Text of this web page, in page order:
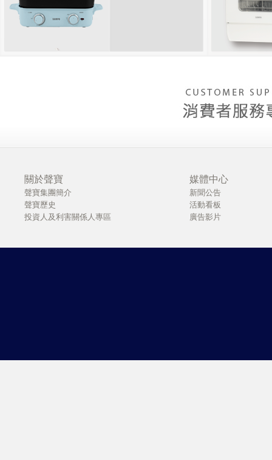
關於聲寶
聲寶集團簡介
聲寶歷史
投資人及利害關係人專區
媒體中心
新聞公告
活動看板
廣告影片